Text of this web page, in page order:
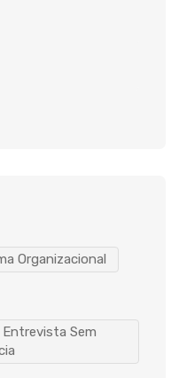
Organizacional
Entrevista Sem